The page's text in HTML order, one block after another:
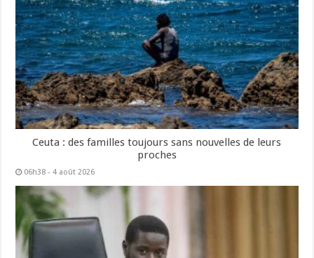
Ceuta : des familles toujours sans nouvelles de leurs
proches
06h38 - 4 août 2026